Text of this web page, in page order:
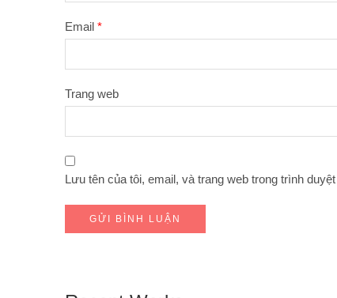
Email *
Trang web
Lưu tên của tôi, email, và trang web trong trình